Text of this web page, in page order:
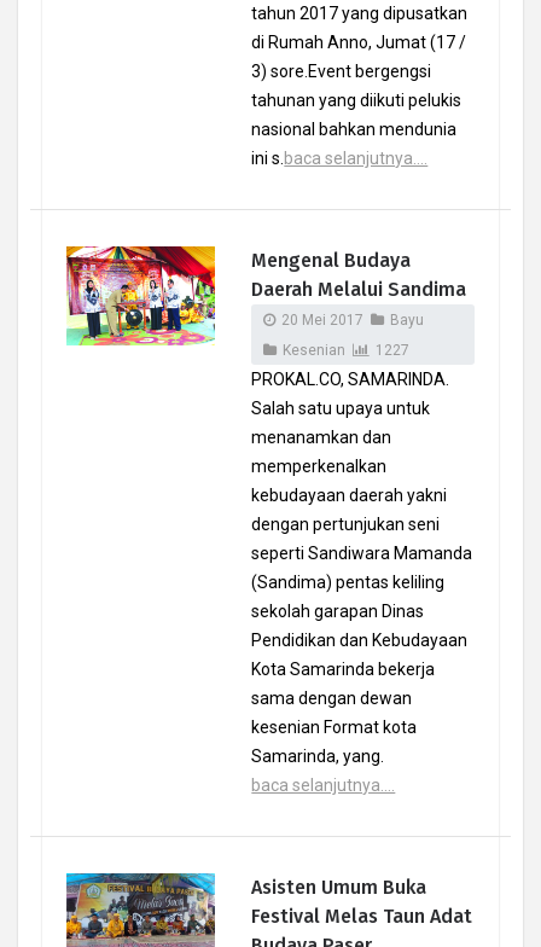
tahun 2017 yang dipusatkan
di Rumah Anno, Jumat (17 /
3) sore.Event bergengsi
tahunan yang diikuti pelukis
nasional bahkan mendunia
ini s. baca selanjutnya....
Mengenal Budaya
Daerah Melalui Sandima
20 Mei 2017
Bayu
Kesenian
1227
PROKAL.CO, SAMARINDA.
Salah satu upaya untuk
menanamkan dan
memperkenalkan
kebudayaan daerah yakni
dengan pertunjukan seni
seperti Sandiwara Mamanda
(Sandima) pentas keliling
sekolah garapan Dinas
Pendidikan dan Kebudayaan
Kota Samarinda bekerja
sama dengan dewan
kesenian Format kota
Samarinda, yang.
baca selanjutnya....
Asisten Umum Buka
Festival Melas Taun Adat